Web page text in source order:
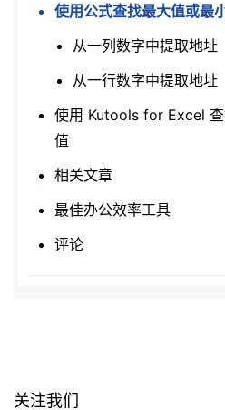
使用公式查找最大值或最
从一列数字中提取地址
从一行数字中提取地址
使用 Kutools for Excel
值
相关文章
最佳办公效率工具
评论
关注我们